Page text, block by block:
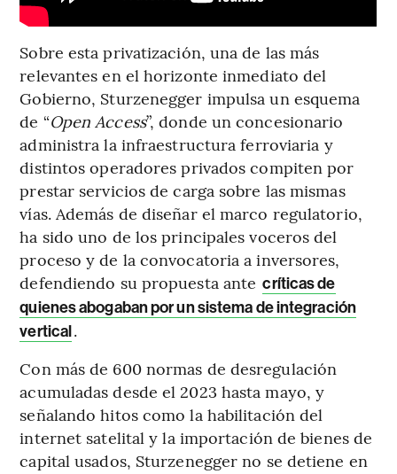
Sobre esta privatización, una de las más
relevantes en el horizonte inmediato del
Gobierno, Sturzenegger impulsa un esquema
de “Open Access”, donde un concesionario
administra la infraestructura ferroviaria y
distintos operadores privados compiten por
prestar servicios de carga sobre las mismas
vías. Además de diseñar el marco regulatorio,
ha sido uno de los principales voceros del
proceso y de la convocatoria a inversores,
defendiendo su propuesta ante críticas de
quienes abogaban por un sistema de integración
vertical.
Con más de 600 normas de desregulación
acumuladas desde el 2023 hasta mayo, y
señalando hitos como la habilitación del
internet satelital y la importación de bienes de
capital usados, Sturzenegger no se detiene en